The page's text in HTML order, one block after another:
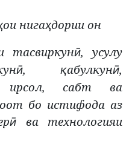
ои нигаҳдории он
тасвиркунӣ, усулу
ӣ,қабулкунӣ,
ирсол, сабт ва
бо истифода аз
ӣ ва технологияи